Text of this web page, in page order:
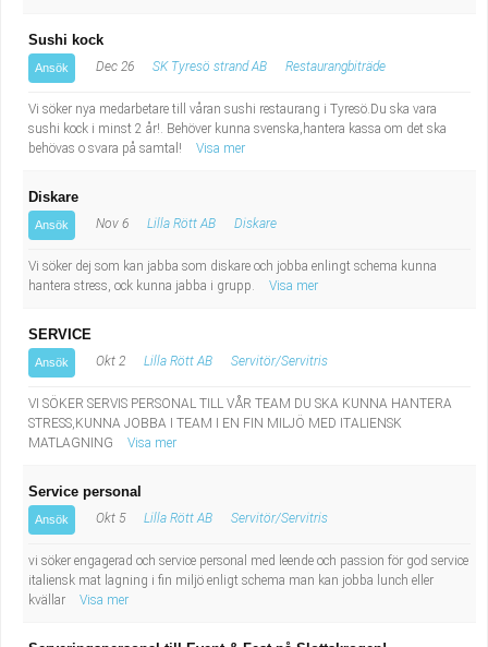
Sushi kock
Ansök Dec 26 SK Tyresö strand AB Restaurangbiträde
Vi söker nya medarbetare till våran sushi restaurang i Tyresö.Du ska vara
sushi kock i minst 2 år!. Behöver kunna svenska,hantera kassa om det ska
behövas o svara på samtal!
Visa mer
Diskare
Ansök Nov 6 Lilla Rött AB Diskare
Vi söker dej som kan jabba som diskare och jobba enlingt schema kunna
hantera stress, ock kunna jabba i grupp.
Visa mer
SERVICE
Ansök Okt 2 Lilla Rött AB Servitör/Servitris
VI SÖKER SERVIS PERSONAL TILL VÅR TEAM DU SKA KUNNA HANTERA
STRESS,KUNNA JOBBA I TEAM I EN FIN MILJÖ MED ITALIENSK
MATLAGNING
Visa mer
Service personal
Ansök Okt 5 Lilla Rött AB Servitör/Servitris
vi söker engagerad och service personal med leende och passion för god service
italiensk mat lagning i fin miljö enligt schema man kan jobba lunch eller
kvällar
Visa mer